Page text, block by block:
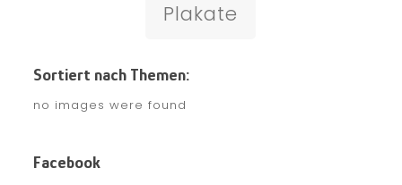
Plakate
Sortiert nach Themen:
no images were found
Facebook